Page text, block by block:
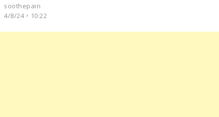
soothepain
4/8/24，10:22